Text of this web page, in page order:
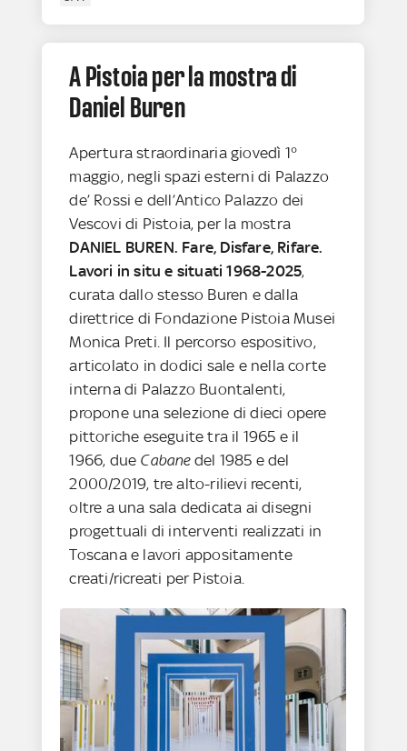
A Pistoia per la mostra di
Daniel Buren
Apertura straordinaria giovedì 1°
maggio, negli spazi esterni di Palazzo
de’ Rossi e dell’Antico Palazzo dei
Vescovi di Pistoia, per la mostra
DANIEL BUREN. Fare, Disfare, Rifare.
Lavori in situ e situati 1968-2025,
curata dallo stesso Buren e dalla
direttrice di Fondazione Pistoia Musei
Monica Preti. Il percorso espositivo,
articolato in dodici sale e nella corte
interna di Palazzo Buontalenti,
propone una selezione di dieci opere
pittoriche eseguite tra il 1965 e il
1966, due Cabane del 1985 e del
2000/2019, tre alto-rilievi recenti,
oltre a una sala dedicata ai disegni
progettuali di interventi realizzati in
Toscana e lavori appositamente
creati/ricreati per Pistoia.